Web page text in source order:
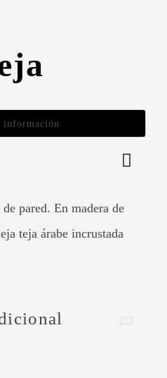
pared. En madera de
teja árabe incrustada